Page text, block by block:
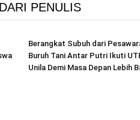
DARI PENULIS
Berangkat Subuh dari
Buruh Tani Antar Putri Ikuti
Unila Demi Masa Depan Lebih